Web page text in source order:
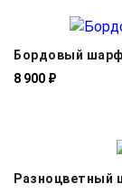
Бордовый
8 900 ₽
Разноцветный